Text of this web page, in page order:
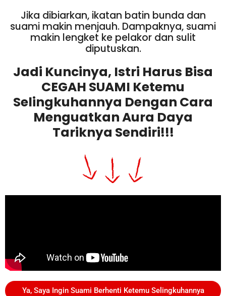
Jika dibiarkan, ikatan batin bunda dan
suami makin menjauh. Dampaknya, suami
makin lengket ke pelakor dan sulit
diputuskan.
Jadi Kuncinya, Istri Harus Bisa
CEGAH SUAMI Ketemu
Selingkuhannya Dengan Cara
Menguatkan Aura Daya
Tariknya Sendiri!!!
Ya, Saya Ingin Suami Berhenti Ketemu Selingkuhannya